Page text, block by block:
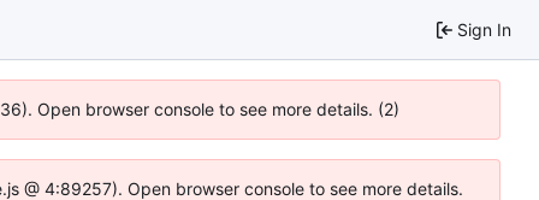
Sign In
Open browser console to see more details. (2)
@ 4:89257). Open browser console to see more details.